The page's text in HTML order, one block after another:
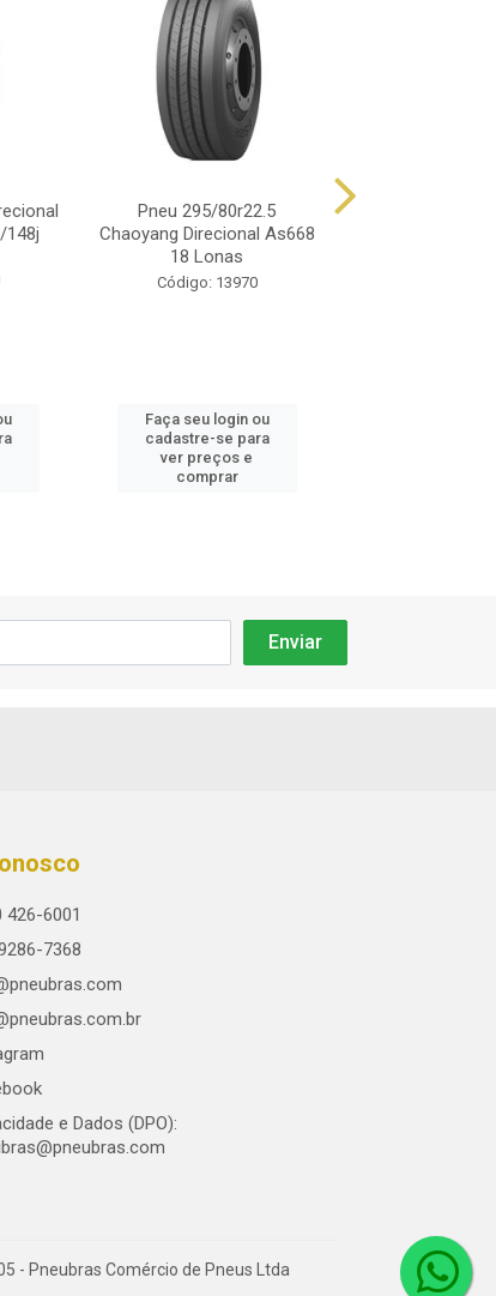
148j
Pneu 295/80r22.5
Chaoyang Direcional As668
18 Lonas
Código: 13970
Faça seu login ou
cadastre-se para
ver preços e
comprar
426-6001
7368
e Dados (DPO):
- Pneubras Comércio de Pneus Ltda